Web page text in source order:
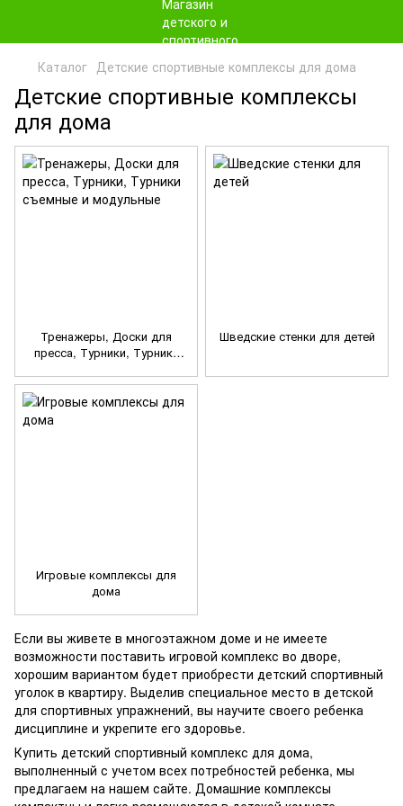
Каталог Детские спортивные комплексы для дома
Детские спортивные комплексы
для дома
Если вы живете в многоэтажном доме и не имеете
возможности поставить игровой комплекс во дворе,
хорошим вариантом будет приобрести детский спортивный
уголок в квартиру. Выделив специальное место в детской
для спортивных упражнений, вы научите своего ребенка
дисциплине и укрепите его здоровье.
Купить детский спортивный комплекс для дома,
выполненный с учетом всех потребностей ребенка, мы
предлагаем на нашем сайте. Домашние комплексы
Тренажеры, Доски для
пресса, Турники, Турники
Шведские стенки для детей
Игровые комплексы для
дома